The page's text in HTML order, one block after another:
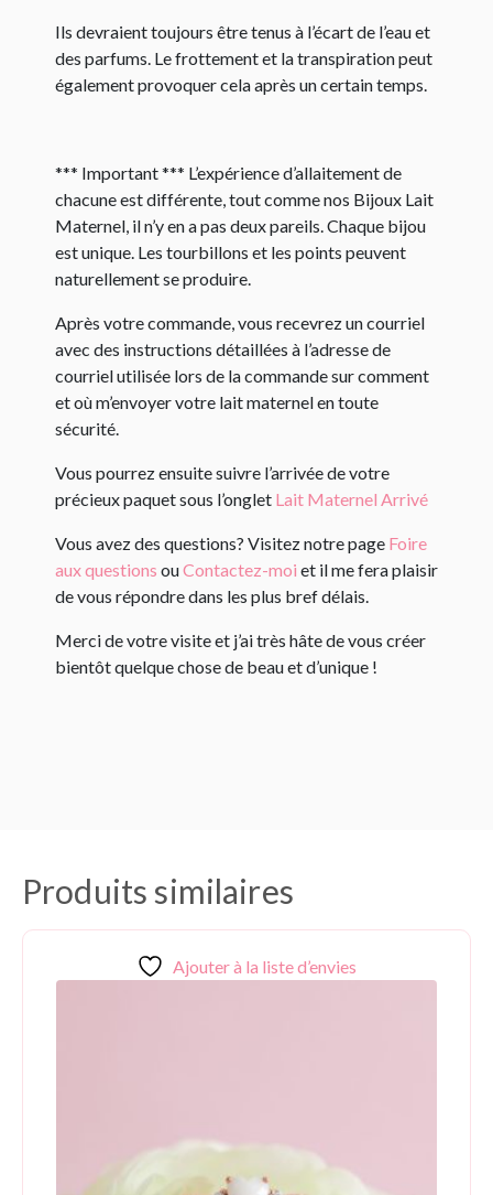
Ils devraient toujours être tenus à l’écart de l’eau et
des parfums. Le frottement et la transpiration peut
également provoquer cela après un certain temps.
*** Important *** L’expérience d’allaitement de
chacune est différente, tout comme nos Bijoux Lait
Maternel, il n’y en a pas deux pareils. Chaque bijou
est unique. Les tourbillons et les points peuvent
naturellement se produire.
Après votre commande, vous recevrez un courriel
avec des instructions détaillées à l’adresse de
courriel utilisée lors de la commande sur comment
et où m’envoyer votre lait maternel en toute
sécurité.
Vous pourrez ensuite suivre l’arrivée de votre
précieux paquet sous l’onglet Lait Maternel Arrivé
Vous avez des questions? Visitez notre page Foire
aux questions ouContactez-moi et il me fera plaisir
de vous répondre dans les plus bref délais.
Merci de votre visite et j’ai très hâte de vous créer
bientôt quelque chose de beau et d’unique !
Produits similaires
Ajouter à la liste d’envies